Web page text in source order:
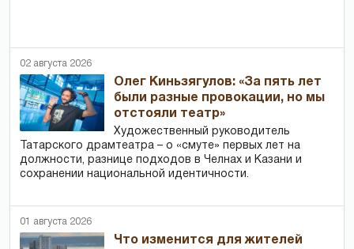
02 августа 2026
Олег Киньзягулов: «За пять лет
были разные провокации, но мы
отстояли театр»
Художественный руководитель
Татарского драмтеатра – о «смуте» первых лет на
должности, разнице подходов в Челнах и Казани и
сохранении национальной идентичности.
01 августа 2026
Что изменится для жителей